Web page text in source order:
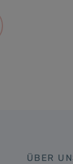
ÜBER